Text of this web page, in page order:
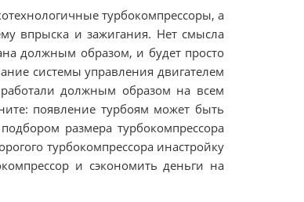
турбокомпрессоры, а
впрыска и зажигания. Нет смысла
должным образом, и будет просто
системы управления двигателем
должным образом на всем
появление турбоям может быть
размера турбокомпрессора
турбокомпрессора инастройку
и сэкономить деньги на